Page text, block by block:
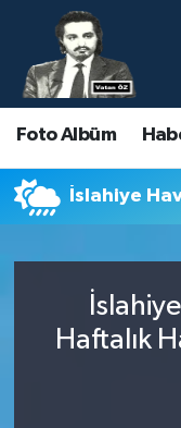
Foto Albüm
İslahiye
Haftalık
Nöbetçi
Hava Durumu
Namaz
Süper Lig
Son Dakika